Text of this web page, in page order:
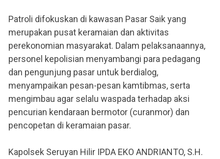
Patroli difokuskan di kawasan Pasar Saik yang
merupakan pusat keramaian dan aktivitas
perekonomian masyarakat. Dalam pelaksanaannya,
personel kepolisian menyambangi para pedagang
dan pengunjung pasar untuk berdialog,
menyampaikan pesan-pesan kamtibmas, serta
mengimbau agar selalu waspada terhadap aksi
pencurian kendaraan bermotor (curanmor) dan
pencopetan di keramaian pasar.
Kapolsek Seruyan Hilir IPDA EKO ANDRIANTO, S.H.